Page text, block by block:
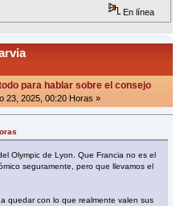
En línea
para hablar sobre el consejo
23, 2025, 00:20 Horas »
Olympic de Lyon. Que Francia no es el
seguramente, pero que llevamos el
quedar con lo que realmente valen sus